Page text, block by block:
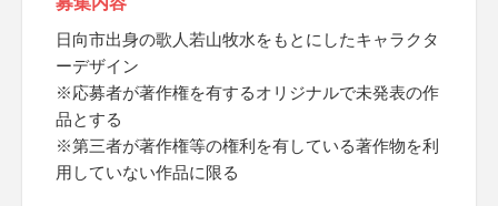
日向市出身の歌人若山牧水をもとにしたキャラクタ
ーデザイン
※応募者が著作権を有するオリジナルで未発表の作
品とする
※第三者が著作権等の権利を有している著作物を利
用していない作品に限る